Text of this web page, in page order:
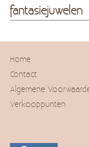
fantasiejuwelen
Home
Contact
Algemene
Verkooppunten